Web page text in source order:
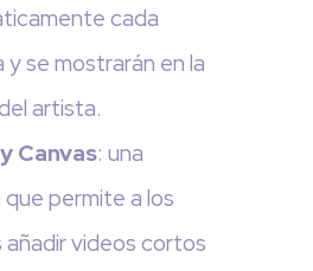
cada
y se mostrarán en la
artista.
Canvas: una
permite a los
videos cortos